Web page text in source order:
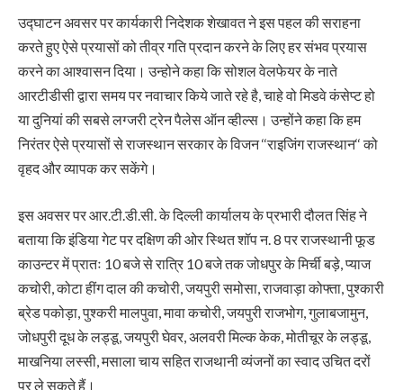
उद्घाटन अवसर पर कार्यकारी निदेशक शेखावत ने इस पहल की सराहना
करते हुए ऐसे प्रयासों को तीव्र गति प्रदान करने के लिए हर संभव प्रयास
करने का आश्वासन दिया। उन्होने कहा कि सोशल वेलफेयर के नाते
आरटीडीसी द्वारा समय पर नवाचार किये जाते रहे है, चाहे वो मिडवे कंसेप्ट हो
या दुनियां की सबसे लग्जरी ट्रेन पैलेस ऑन व्हील्स। उन्होंने कहा कि हम
निरंतर ऐसे प्रयासों से राजस्थान सरकार के विजन ‘‘राइजिंग राजस्थान‘‘ को
वृहद और व्यापक कर सकेंगे।
इस अवसर पर आर.टी.डी.सी. के दिल्ली कार्यालय के प्रभारी दौलत सिंह ने
बताया कि इंडिया गेट पर दक्षिण की ओर स्थित शॉप न. 8 पर राजस्थानी फूड
काउन्टर में प्रातः 10 बजे से रात्रि 10 बजे तक जोधपुर के मिर्ची बड़े, प्याज
कचोरी, कोटा हींग दाल की कचोरी, जयपुरी समोसा, राजवाड़ा कोफ्ता, पुश्कारी
ब्रेड पकोड़ा, पुश्करी मालपुवा, मावा कचोरी, जयपुरी राजभोग, गुलाबजामुन,
जोधपुरी दूध के लड्डू, जयपुरी घेवर, अलवरी मिल्क केक, मोतीचूर के लड्डू,
माखनिया लस्सी, मसाला चाय सहित राजथानी व्यंजनों का स्वाद उचित दरों
पर ले सकते हैं।